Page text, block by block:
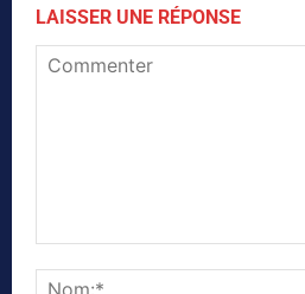
LAISSER UNE RÉPONSE